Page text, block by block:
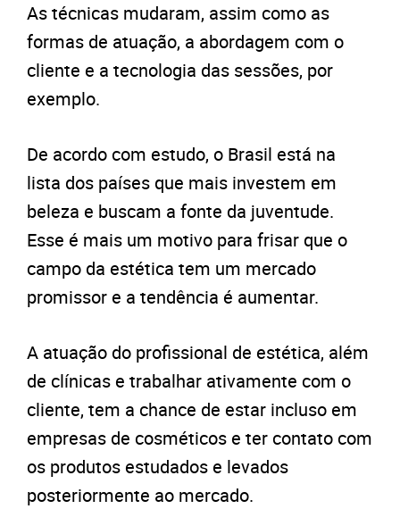
As técnicas mudaram, assim como as
formas de atuação, a abordagem com o
cliente e a tecnologia das sessões, por
exemplo.
De acordo com estudo, o Brasil está na
lista dos países que mais investem em
beleza e buscam a fonte da juventude.
Esse é mais um motivo para frisar que o
campo da estética tem um mercado
promissor e a tendência é aumentar.
A atuação do profissional de estética, além
de clínicas e trabalhar ativamente com o
cliente, tem a chance de estar incluso em
empresas de cosméticos e ter contato com
os produtos estudados e levados
posteriormente ao mercado.